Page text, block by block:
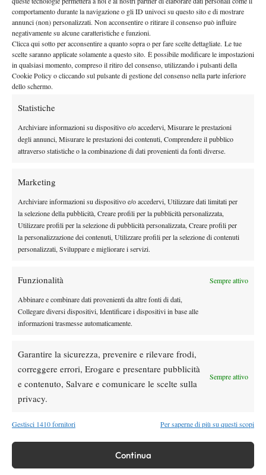
comportamento durante la navigazione o gli ID univoci su questo sito e di mostrare
annunci (non) personalizzati. Non acconsentire o ritirare il consenso può influire
negativamente su alcune caratteristiche e funzioni.
Clicca qui sotto per acconsentire a quanto sopra o per fare scelte dettagliate. Le tue
scelte saranno applicate solamente a questo sito. È possibile modificare le impostazioni
in qualsiasi momento, compreso il ritiro del consenso, utilizzando i pulsanti della
Cookie Policy o cliccando sul pulsante di gestione del consenso nella parte inferiore
dello schermo.
Statistiche
Archiviare informazioni su dispositivo e/o accedervi, Misurare le prestazioni
degli annunci, Misurare le prestazioni dei contenuti, Comprendere il pubblico
attraverso statistiche o la combinazione di dati provenienti da fonti diverse.
Marketing
Archiviare informazioni su dispositivo e/o accedervi, Utilizzare dati limitati per
la selezione della pubblicità, Creare profili per la pubblicità personalizzata,
Utilizzare profili per la selezione di pubblicità personalizzata, Creare profili per
la personalizzazione dei contenuti, Utilizzare profili per la selezione di contenuti
personalizzati, Sviluppare e migliorare i servizi.
Funzionalità Sempre attivo
Abbinare e combinare dati provenienti da altre fonti di dati,
Collegare diversi dispositivi, Identificare i dispositivi in base alle
informazioni trasmesse automaticamente.
Garantire la sicurezza, prevenire e rilevare frodi,
correggere errori, Erogare e presentare pubblicità
e contenuto, Salvare e comunicare le scelte sulla
privacy.
Sempre attivo
Gestisci 1410 fornitori Per saperne di più su questi scopi
Continua
doppio ha condannato le sarde al settimo e ultimo posto, che
significa retrocessione. Tuttavia, dal punto di vista
dell’esperienza il loro campionato rimane positivo. E prezioso
per crescere ancora.
RISULTATI
Girone 1 – Settima giornata
Chiara Catini (L) b. Beatrice Zucca (C) 6-3 3-6 6-0, Ylena In-
Albon (L) b. Eleni Christofi (C) 6-2 6-1, Francesca Mostallino
(C) b. Sued El Badaoui (L) 6-3 6-2, In-Albon/El Badaoui (L) b.
Christofi/Zucca (C) 6-4 6-3.
Girone 2 – Settima giornata
Tennis Club Cagliari “A” vs Tennis Training 2-2
Maria Toma (T) b. Barbara Dessolis (C) 6-2 6-4, Alessandra
Mazzola (C) b. Chiara Girelli (T) 7-5 6-2, Giulia Tedesco (T) b.
Marcella Dessolis (C) 3-6 6-4 6-0, Mazzola/B. Dessolis (C) b.
CLASSIFICA FINALE GIRONE 1
2. Cus Catania, 11 punti
3. Tennis Beinasco, 9 punti
5. Tennis Club Lumezzane, 6 punti
6. Apem Copertino, 3 punti
7. Tennis Club Cagliari “B”, 2 punti
CLASSIFICA FINALE GIRONE 2
2. Tennis Club Cagliari “A”, 13 punti
5. Stampa Sporting, 7 punti